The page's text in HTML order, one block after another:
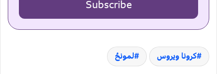
Subscribe
کرونا ویروس لمونځ